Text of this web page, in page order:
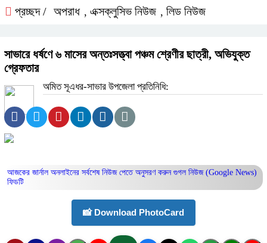
প্রচ্ছদ / অপরাধ , এক্সক্লুসিভ নিউজ , লিড নিউজ
সাভারে ধর্ষণে ৬ মাসের অন্তঃসত্ত্বা পঞ্চম শ্রেণীর ছাত্রী, অভিযুক্ত
গ্রেফতার
অমিত সূএধর-সাভার উপজেলা প্রতিনিধি:
আজকের জার্নাল অনলাইনের সর্বশেষ নিউজ পেতে অনুসরণ করুন গুগল নিউজ (Google News)
ফিডটি
📸 Download PhotoCard